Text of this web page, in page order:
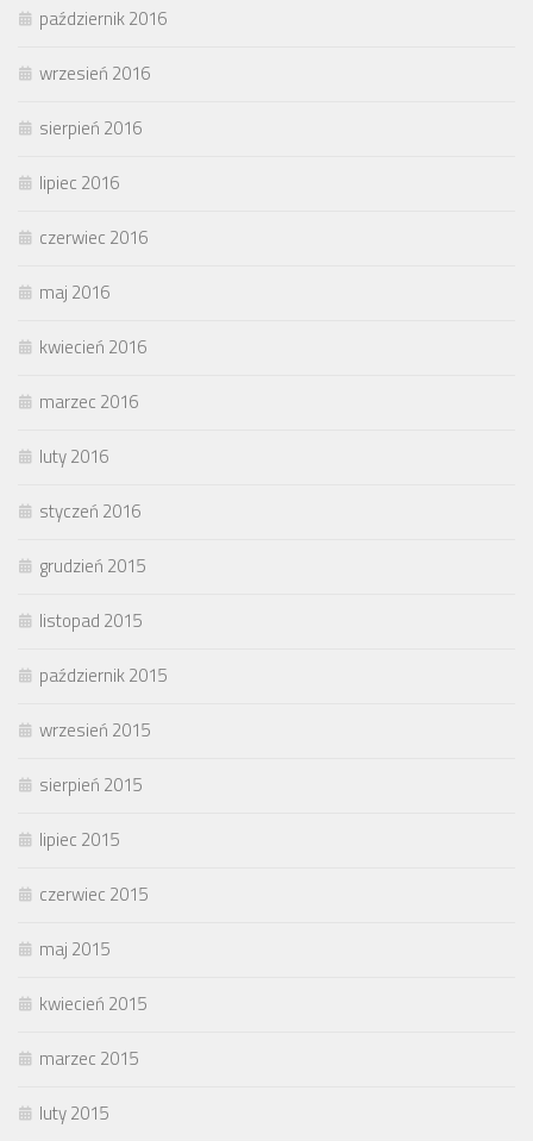
październik 2016
wrzesień 2016
sierpień 2016
lipiec 2016
czerwiec 2016
maj 2016
kwiecień 2016
marzec 2016
luty 2016
styczeń 2016
grudzień 2015
listopad 2015
październik 2015
wrzesień 2015
sierpień 2015
lipiec 2015
czerwiec 2015
maj 2015
kwiecień 2015
marzec 2015
luty 2015